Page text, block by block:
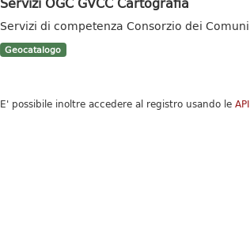
Servizi di competenza Consorzio dei Comuni
Geocatalogo
E' possibile inoltre accedere al registro usando le API